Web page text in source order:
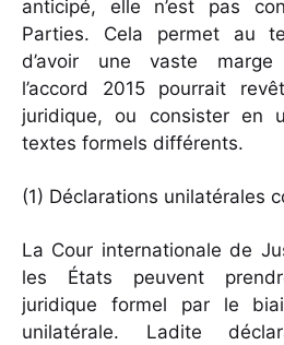
anticipé, elle n’est pas
Parties. Cela permet au
d’avoir une vaste marge
l’accord 2015 pourrait
juridique, ou consister en
textes formels différents.
(1) Déclarations unilatérales
La Cour internationale de
les États peuvent
juridique formel par le
unilatérale. Ladite